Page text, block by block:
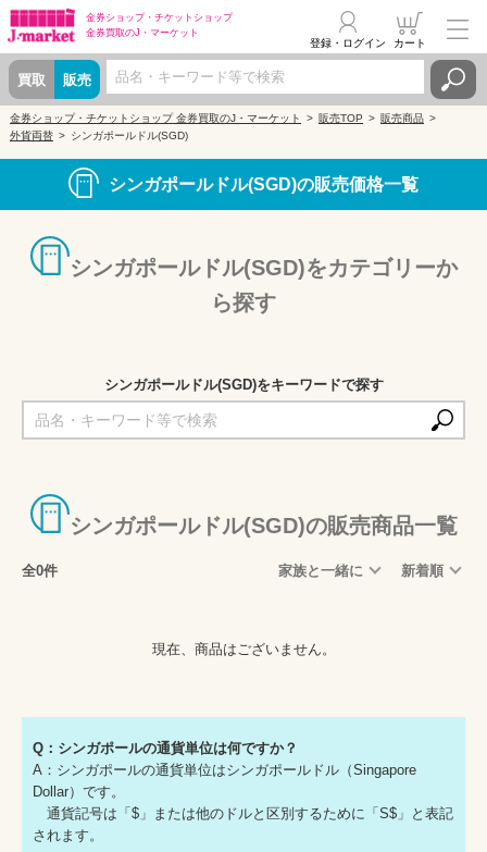
金券ショップ・ チケットショップ
金券買取のJ・マーケット
買取 販売
登録・ログイン カート
金券ショップ・チケットショップ 金券買取のJ・マーケット 販売TOP
販売商品
外貨両替
シンガポールドル(SGD)
シンガポールドル(SGD)の販売価格一覧
シンガポールドル(SGD)をカテゴリーか
ら探す
シンガポールドル(SGD)をキーワードで探す
シンガポールドル(SGD)の販売商品一覧
全0件 家族と一緒に 新着順
現在、商品はございません。
Q：シンガポールの通貨単位は何ですか？
A：シンガポールの通貨単位はシンガポールドル（Singapore
Dollar）です。
通貨記号は「$」または他のドルと区別するために「S$」と表記
されます。